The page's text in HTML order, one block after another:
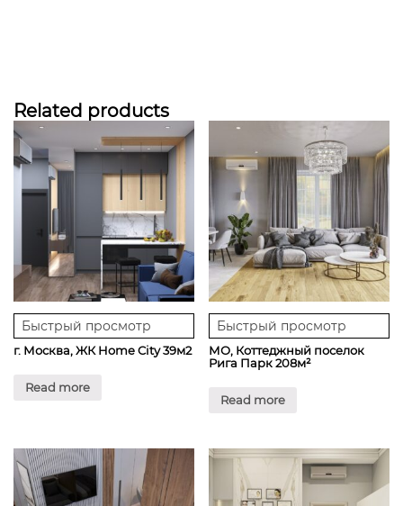
Related products
Быстрый просмотр
г. Москва, ЖК Home City 39м2
Read more
Быстрый просмотр
МО, Коттеджный поселок
Рига Парк 208м²
Read more